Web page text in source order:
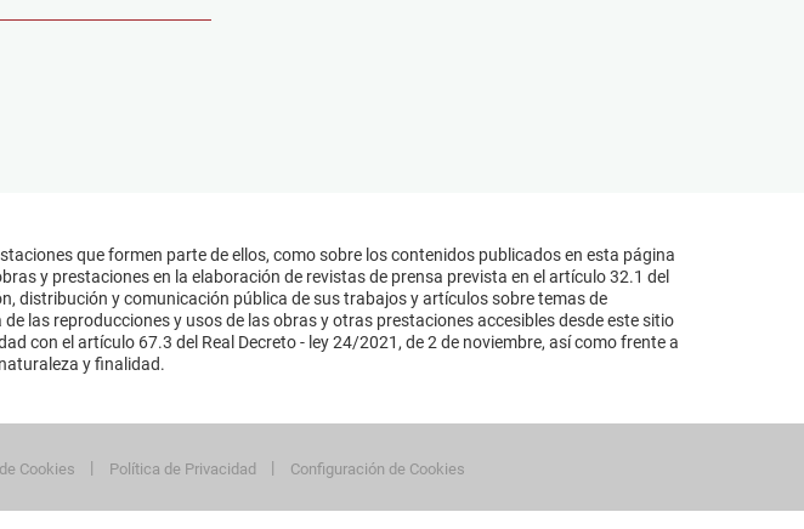
que formen parte de ellos, como sobre los contenidos publicados en esta página
y prestaciones en la elaboración de revistas de prensa prevista en el artículo 32.1 del
distribución y comunicación pública de sus trabajos y artículos sobre temas de
las reproducciones y usos de las obras y otras prestaciones accesibles desde este sitio
con el artículo 67.3 del Real Decreto - ley 24/2021, de 2 de noviembre, así como frente a
y finalidad.
Cookies Política de Privacidad Configuración de Cookies